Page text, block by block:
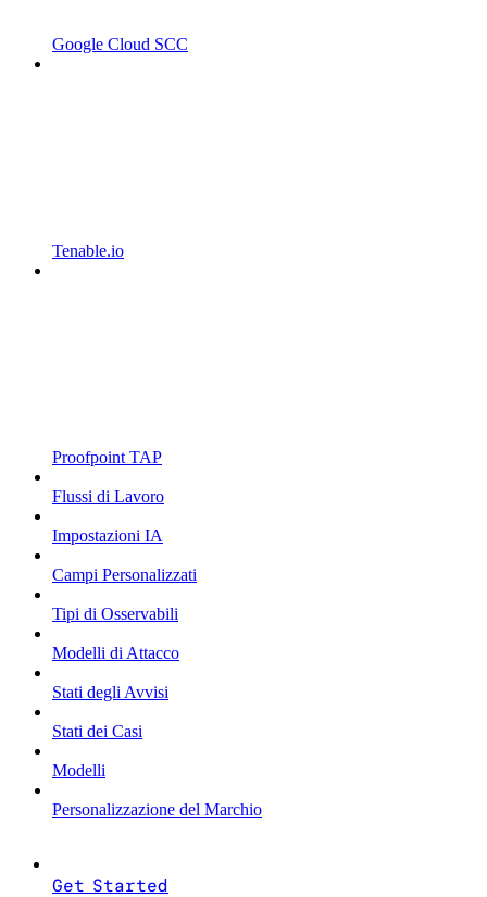
Google Cloud SCC
Tenable.io
Proofpoint TAP
Flussi di Lavoro
Impostazioni IA
Campi Personalizzati
Tipi di Osservabili
Modelli di Attacco
Stati degli Avvisi
Stati dei Casi
Modelli
Personalizzazione del Marchio
Get Started